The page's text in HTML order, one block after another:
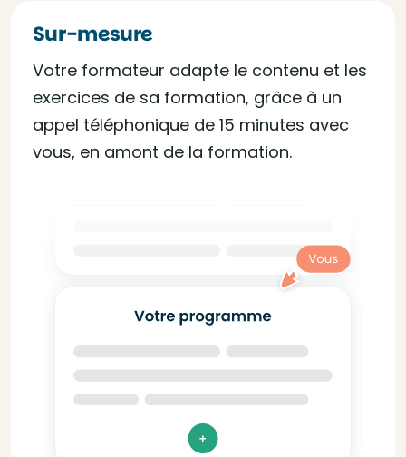
Sur-mesure
Votre formateur adapte le contenu et les
exercices de sa formation, grâce à un
appel téléphonique de 15 minutes avec
vous, en amont de la formation.